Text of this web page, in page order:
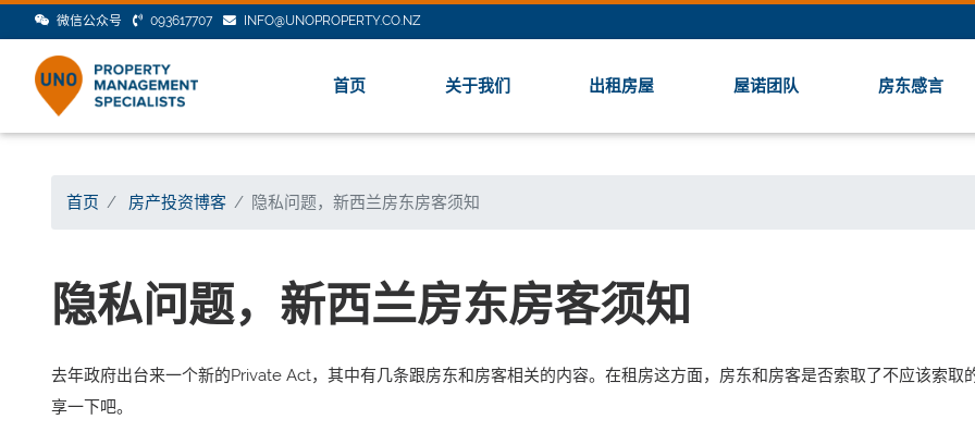
微信公众号 093617707 INFO@UNOPROPERTY.CO.NZ
首页 关于我们 出租房屋 屋诺团队 房东感言
首页 房产投资博客 隐私问题，新西兰房东房客须知
隐私问题，新西兰房东房客须知
去年政府出台来一个新的Private Act，其中有几条跟房东和房客相关的内容。在租房这方面，房东和房客是否索取了不应该索
享一下吧。